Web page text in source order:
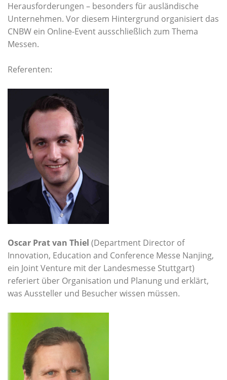
Herausforderungen – besonders für ausländische
Unternehmen. Vor diesem Hintergrund organisiert das
CNBW ein Online-Event ausschließlich zum Thema
Messen.
Referenten:
Oscar Prat van Thiel (Department Director of
Innovation, Education and Conference Messe Nanjing,
ein Joint Venture mit der Landesmesse Stuttgart)
referiert über Organisation und Planung und erklärt,
was Aussteller und Besucher wissen müssen.